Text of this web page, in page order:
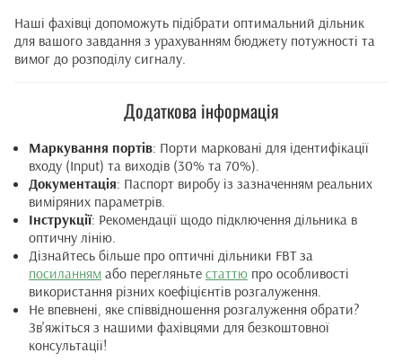
Наші фахівці допоможуть підібрати оптимальний дільник
для вашого завдання з урахуванням бюджету потужності та
вимог до розподілу сигналу.
Додаткова інформація
Маркування портів: Порти марковані для ідентифікації
входу (Input) та виходів (30% та 70%).
Документація: Паспорт виробу із зазначенням реальних
виміряних параметрів.
Інструкції: Рекомендації щодо підключення дільника в
оптичну лінію.
Дізнайтесь більше про оптичні дільники FBT за
посиланням або перегляньте статтю про особливості
використання різних коефіцієнтів розгалуження.
Не впевнені, яке співвідношення розгалуження обрати?
Зв'яжіться з нашими фахівцями для безкоштовної
консультації!